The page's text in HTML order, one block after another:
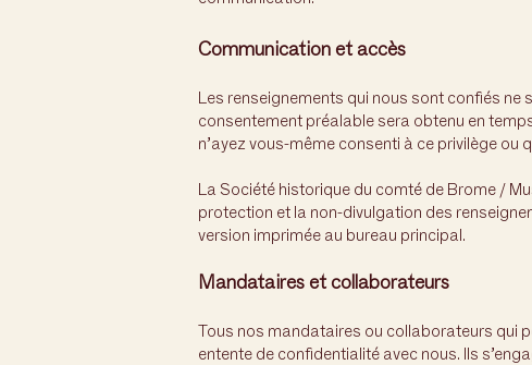
Communication et accès
Les renseignements qui nous sont confiés
consentement préalable sera obtenu en
n’ayez vous-même consenti à ce privilège
La Société historique du comté de Brome /
protection et la non-divulgation des
version imprimée au bureau principal.
Mandataires et collaborateurs
Tous nos mandataires ou collaborateurs qui
entente de confidentialité avec nous. Ils